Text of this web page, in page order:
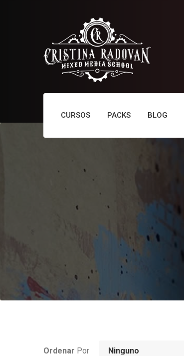
CURSOS PACKS BLOG
Ordenar Por